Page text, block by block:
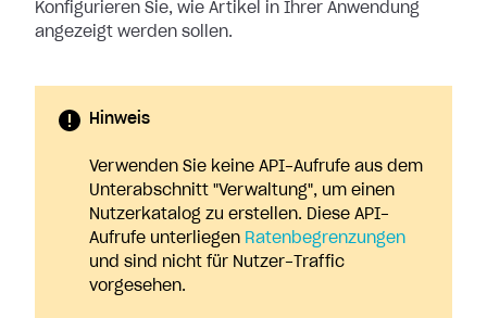
Konfigurieren Sie, wie Artikel in Ihrer Anwendung
angezeigt werden sollen.
Hinweis
Verwenden Sie keine API-Aufrufe aus dem
Unterabschnitt "Verwaltung", um einen
Nutzerkatalog zu erstellen. Diese API-
Aufrufe unterliegen Ratenbegrenzungen
und sind nicht für Nutzer-Traffic
vorgesehen.